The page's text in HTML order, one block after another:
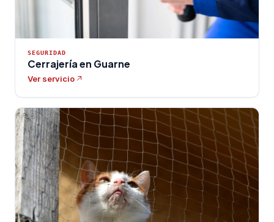
SEGURIDAD
Cerrajería en Guarne
Ver servicio